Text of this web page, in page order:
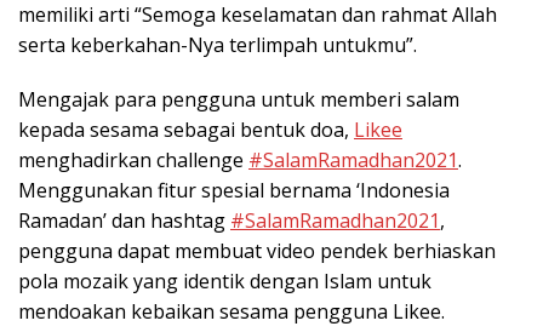
memiliki arti “Semoga keselamatan dan rahmat Allah
serta keberkahan-Nya terlimpah untukmu”.
Mengajak para pengguna untuk memberi salam
kepada sesama sebagai bentuk doa, Likee
menghadirkan challenge #SalamRamadhan2021.
Menggunakan fitur spesial bernama ‘Indonesia
Ramadan’ dan hashtag #SalamRamadhan2021,
pengguna dapat membuat video pendek berhiaskan
pola mozaik yang identik dengan Islam untuk
mendoakan kebaikan sesama pengguna Likee.